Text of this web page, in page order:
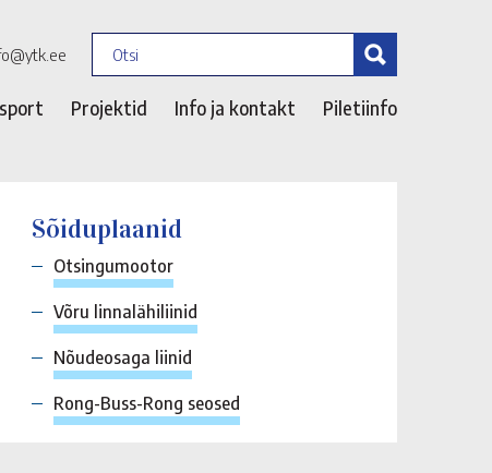
Projektid Info ja kontakt Piletiinfo
Sõiduplaanid
Otsingumootor
Võru linnalähiliinid
Nõudeosaga liinid
Rong-Buss-Rong seosed